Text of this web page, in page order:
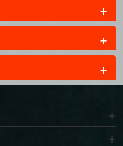
+
+
+
+
+